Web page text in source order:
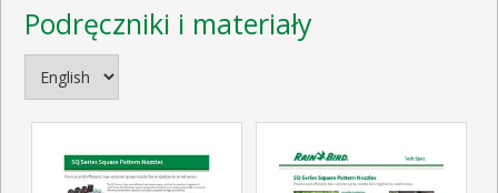
Podręczniki i materiały